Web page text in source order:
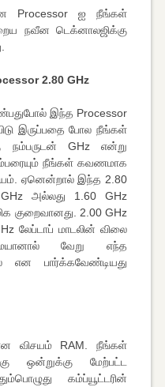
Processor ஐ நீங்கள்
நவீன டெக்னாலஜிக்கு
2.80 GHz
இந்த Processor
இருப்பதை போல நீங்கள்
நம்பருடன் GHz என்று
நம்பரையும் நீங்கள் கவணமாக
ஏனென்றால் இந்த 2.80
அல்லது 1.60 GHz
குறைவானது. 2.00 GHz
லேப்டாப் மாடலின் விலை
வேறு எந்த
பார்க்கவேண்டியது
விசயம் RAM. நீங்கள்
ஒன்றுக்கு மேற்பட்ட
கம்ப்யூட்டரின்